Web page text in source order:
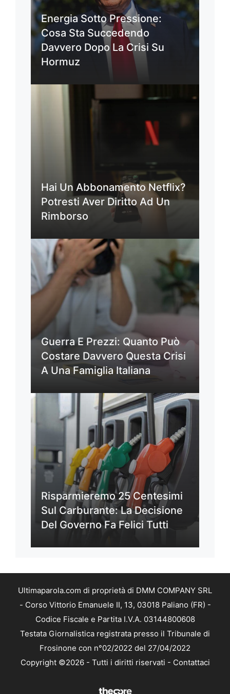
Energia Sotto Pressione:
Cosa Sta Succedendo
Davvero Dopo La Crisi Su
Hormuz
Hai Un Abbonamento Netflix?
Potresti Aver Diritto Ad Un
Rimborso
Guerra E Prezzi: Quanto Può
Costare Davvero Questa Crisi
A Una Famiglia Italiana
Risparmieremo 25 Centesimi
Sul Carburante: La Decisione
Del Governo Fa Felici Tutti
Ultimaparola.com di proprietà di DMM COMPANY SRL
- Corso Vittorio Emanuele II, 13, 03018 Paliano (FR) -
Codice Fiscale e Partita I.V.A. 03144800608
Testata Giornalistica registrata presso il Tribunale di
Frosinone con n°02/2022 del 27/04/2022
Copyright ©2026 - Tutti i diritti riservati - Contattaci